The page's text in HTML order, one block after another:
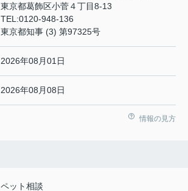
東京都葛飾区小菅４丁目8-13
TEL:0120-948-136
東京都知事 (3) 第97325号
2026年08月01日
2026年08月08日
情報の見方
ペット相談